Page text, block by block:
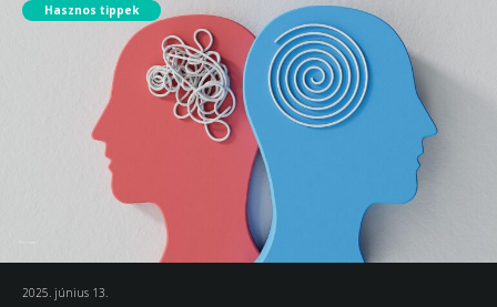
Hasznos tippek
2025. június 13.